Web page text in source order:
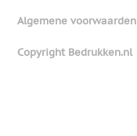
Algemene voorwaarden
Copyright Bedrukken.nl